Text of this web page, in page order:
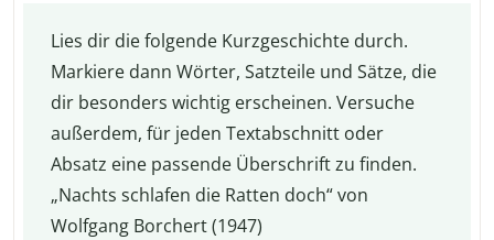
Lies dir die folgende Kurzgeschichte durch.
Markiere dann Wörter, Satzteile und Sätze, die
dir besonders wichtig erscheinen. Versuche
außerdem, für jeden Textabschnitt oder
Absatz eine passende Überschrift zu finden.
„Nachts schlafen die Ratten doch“ von
Wolfgang Borchert (1947)